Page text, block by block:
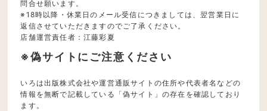
問合せ願います。
※18時以降・休業日のメール受信につきましては、翌営業日に
返信させていただきますのでご了承ください。
店舗運営責任者：江藤彩夏
※偽サイトにご注意ください
いろは出版株式会社や運営通販サイトの住所や代表者名などの
情報を無断で記載している「偽サイト」の存在を確認しており
ます。